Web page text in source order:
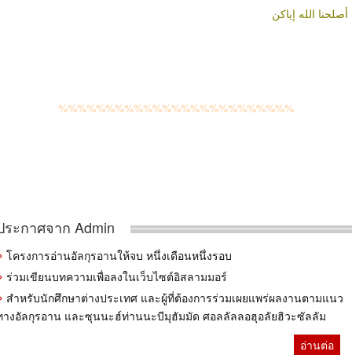
أصلحنا الله إياكن
%%%%%%%%%%%%%%%%%%%%%%%%%
ระกาศจาก Admin
โครงการอ่านอัลกุรอานให้จบ หนึ่งเดือนหนึ่งรอบ
ร่วมเขียนบทความเพื่อลงในเว็บไซต์อิสลามมอร์
สำหรับนักศึกษาต่างประเทศ และผู้ที่ต้องการร่วมเผยแพร่ผลงานตามแนว
างอัลกุรอาน และซุนนะฮ์ท่านนะบีมุฮัมมัด ศอลลัลลอฮุอลัยฮิวะซัลลัม
อ่านต่อ